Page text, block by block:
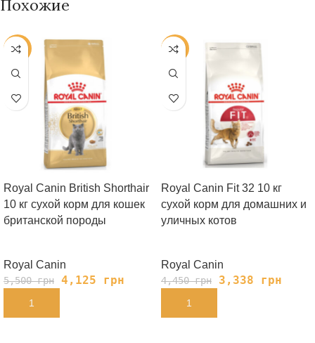
Похожие
-25%
Royal Canin British Shorthair
10 кг сухой корм для кошек
британской породы
Royal Canin
5,500грн 4,125 грн
В КОРЗИНУ
-25%
Royal Canin Fit 32 10 кг
сухой корм для домашних и
уличных котов
Royal Canin
4,450грн 3,338 грн
В КОРЗИНУ